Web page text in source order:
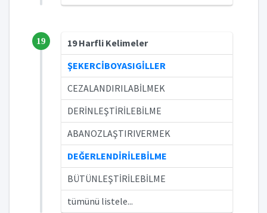
19
19 Harfli Kelimeler
ŞEKERCİBOYASIGİLLER
CEZALANDIRILABİLMEK
DERİNLEŞTİRİLEBİLME
ABANOZLAŞTIRIVERMEK
DEĞERLENDİRİLEBİLME
BÜTÜNLEŞTİRİLEBİLME
tümünü listele...